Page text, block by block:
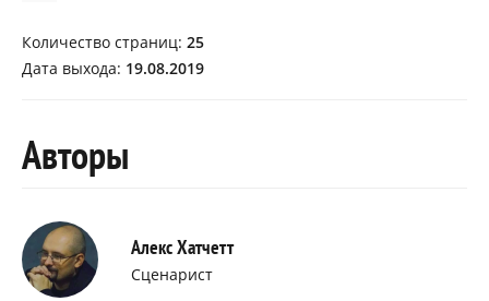
Количество страниц: 25
Дата выхода: 19.08.2019
Авторы
Алекс Хатчетт
Сценарист